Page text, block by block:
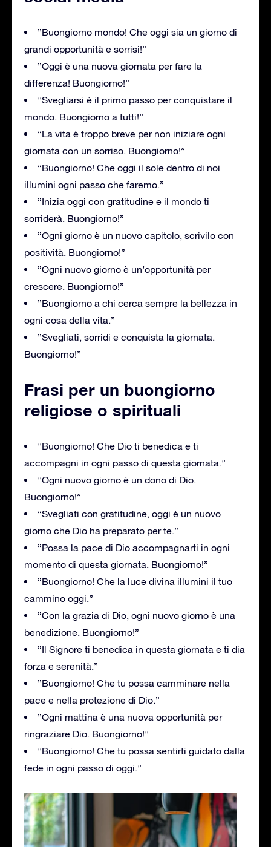
”Buongiorno mondo! Che oggi sia un giorno di
grandi opportunità e sorrisi!”
”Oggi è una nuova giornata per fare la
differenza! Buongiorno!”
”Svegliarsi è il primo passo per conquistare il
mondo. Buongiorno a tutti!”
”La vita è troppo breve per non iniziare ogni
giornata con un sorriso. Buongiorno!”
”Buongiorno! Che oggi il sole dentro di noi
illumini ogni passo che faremo.”
”Inizia oggi con gratitudine e il mondo ti
sorriderà. Buongiorno!”
”Ogni giorno è un nuovo capitolo, scrivilo con
positività. Buongiorno!”
”Ogni nuovo giorno è un’opportunità per
crescere. Buongiorno!”
”Buongiorno a chi cerca sempre la bellezza in
ogni cosa della vita.”
”Svegliati, sorridi e conquista la giornata.
Buongiorno!”
Frasi per un buongiorno
religiose o spirituali
”Buongiorno! Che Dio ti benedica e ti
accompagni in ogni passo di questa giornata.”
”Ogni nuovo giorno è un dono di Dio.
Buongiorno!”
”Svegliati con gratitudine, oggi è un nuovo
giorno che Dio ha preparato per te.”
”Possa la pace di Dio accompagnarti in ogni
momento di questa giornata. Buongiorno!”
”Buongiorno! Che la luce divina illumini il tuo
cammino oggi.”
”Con la grazia di Dio, ogni nuovo giorno è una
benedizione. Buongiorno!”
”Il Signore ti benedica in questa giornata e ti dia
forza e serenità.”
”Buongiorno! Che tu possa camminare nella
pace e nella protezione di Dio.”
”Ogni mattina è una nuova opportunità per
ringraziare Dio. Buongiorno!”
”Buongiorno! Che tu possa sentirti guidato dalla
fede in ogni passo di oggi.”